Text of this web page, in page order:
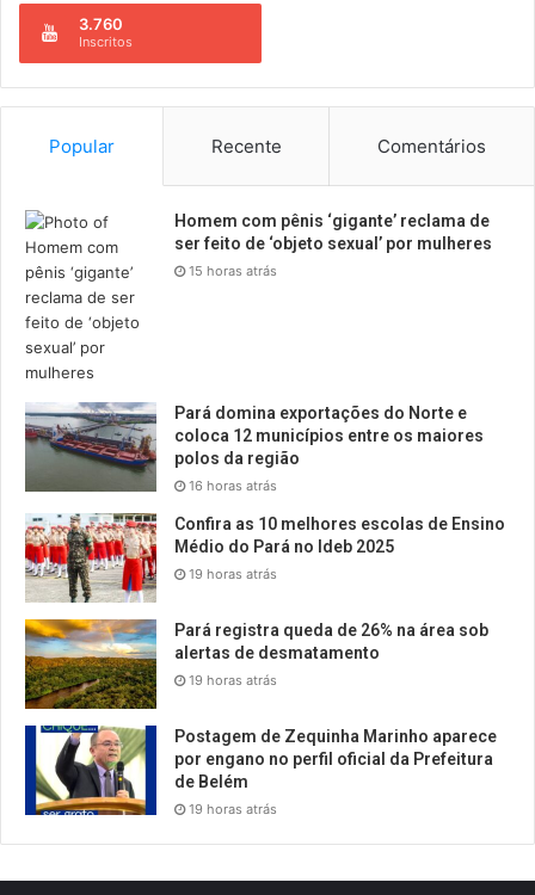
3.760
Inscritos
Popular Recente Comentários
Homem com pênis ‘gigante’ reclama de
ser feito de ‘objeto sexual’ por mulheres
15 horas atrás
Pará domina exportações do Norte e
coloca 12 municípios entre os maiores
polos da região
16 horas atrás
Confira as 10 melhores escolas de Ensino
Médio do Pará no Ideb 2025
19 horas atrás
Pará registra queda de 26% na área sob
alertas de desmatamento
19 horas atrás
Postagem de Zequinha Marinho aparece
por engano no perfil oficial da Prefeitura
de Belém
19 horas atrás